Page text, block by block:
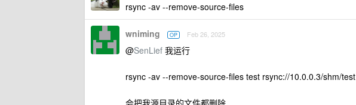
rsync -av --remove-source-files
wniming OP Feb 26, 2025
@SenLief 我运行
rsync -av --remove-source-files test rsync://10.0.0.3/shm/test
会把我源目录的文件都删除